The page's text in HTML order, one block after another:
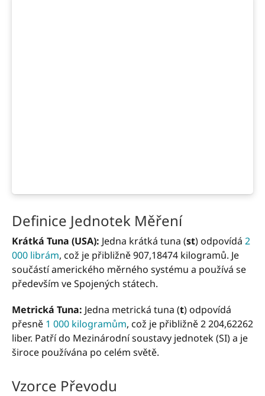
Definice Jednotek Měření
Krátká Tuna (USA): Jedna krátká tuna (st) odpovídá 2
000 librám, což je přibližně 907,18474 kilogramů. Je
součástí amerického měrného systému a používá se
především ve Spojených státech.
Metrická Tuna: Jedna metrická tuna (t) odpovídá
přesně 1 000 kilogramům, což je přibližně 2 204,62262
liber. Patří do Mezinárodní soustavy jednotek (SI) a je
široce používána po celém světě.
Vzorce Převodu